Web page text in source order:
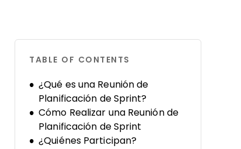
TABLE OF CONTENTS
¿Qué es una Reunión de
Planificación de Sprint?
Cómo Realizar una Reunión de
Planificación de Sprint
¿Quiénes Participan?